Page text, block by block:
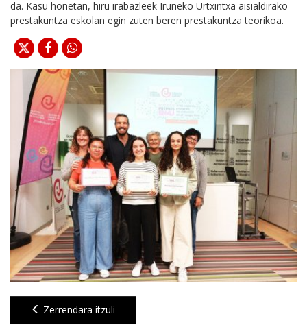
da. Kasu honetan, hiru irabazleek Iruñeko Urtxintxa aisialdirako
prestakuntza eskolan egin zuten beren prestakuntza teorikoa.
Zerrendara itzuli